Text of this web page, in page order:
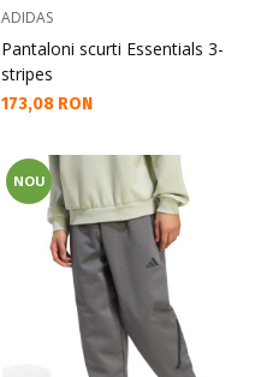
ADIDAS
Pantaloni scurti Essentials 3-
stripes
Текуща цена:
173,08 RON
NOU